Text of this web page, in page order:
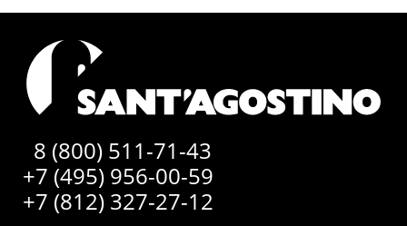
8 (800) 511-71-43
+7 (495) 956-00-59
+7 (812) 327-27-12